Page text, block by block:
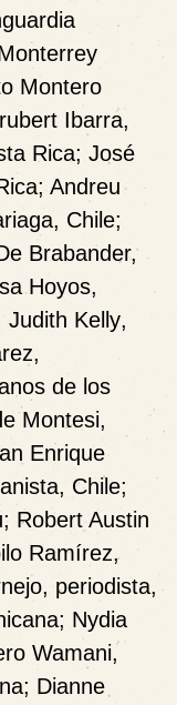
Montero
Ibarra,
Rica; José
Andreu
, Chile;
Brabander,
Hoyos,
Judith Kelly,
de los
Montesi,
Enrique
Chile;
Robert Austin
Ramírez,
, periodista,
Nydia
Wamani,
Dianne